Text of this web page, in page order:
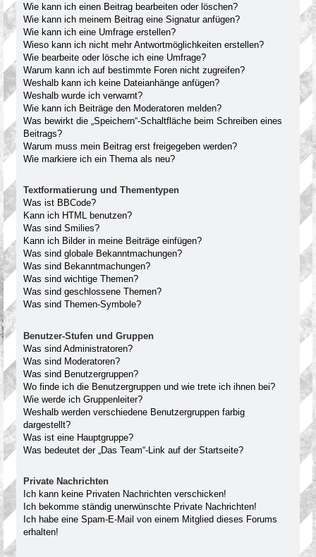
Wie kann ich einen Beitrag bearbeiten oder löschen?
Wie kann ich meinem Beitrag eine Signatur anfügen?
Wie kann ich eine Umfrage erstellen?
Wieso kann ich nicht mehr Antwortmöglichkeiten erstellen?
Wie bearbeite oder lösche ich eine Umfrage?
Warum kann ich auf bestimmte Foren nicht zugreifen?
Weshalb kann ich keine Dateianhänge anfügen?
Weshalb wurde ich verwarnt?
Wie kann ich Beiträge den Moderatoren melden?
Was bewirkt die „Speichern“-Schaltfläche beim Schreiben eines
Beitrags?
Warum muss mein Beitrag erst freigegeben werden?
Wie markiere ich ein Thema als neu?
Textformatierung und Thementypen
Was ist BBCode?
Kann ich HTML benutzen?
Was sind Smilies?
Kann ich Bilder in meine Beiträge einfügen?
Was sind globale Bekanntmachungen?
Was sind Bekanntmachungen?
Was sind wichtige Themen?
Was sind geschlossene Themen?
Was sind Themen-Symbole?
Benutzer-Stufen und Gruppen
Was sind Administratoren?
Was sind Moderatoren?
Was sind Benutzergruppen?
Wo finde ich die Benutzergruppen und wie trete ich ihnen bei?
Wie werde ich Gruppenleiter?
Weshalb werden verschiedene Benutzergruppen farbig
dargestellt?
Was ist eine Hauptgruppe?
Was bedeutet der „Das Team“-Link auf der Startseite?
Private Nachrichten
Ich kann keine Privaten Nachrichten verschicken!
Ich bekomme ständig unerwünschte Private Nachrichten!
Ich habe eine Spam-E-Mail von einem Mitglied dieses Forums
erhalten!